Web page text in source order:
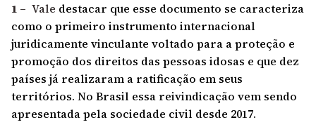
1 – Vale destacar que esse documento se caracteriza
como o primeiro instrumento internacional
juridicamente vinculante voltado para a proteção e
promoção dos direitos das pessoas idosas e que dez
países já realizaram a ratificação em seus
territórios. No Brasil essa reivindicação vem sendo
apresentada pela sociedade civil desde 2017.